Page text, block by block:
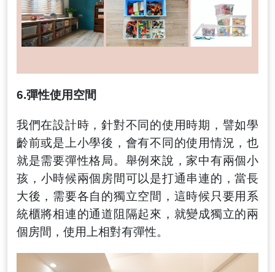
6.彈性使用空間
我們在設計時 ，針對不同的使用時期 ， 譬如學
齡前或是上小學後 ， 會有不同的使用情況 ，也
就是需要彈性格局。 舉例來說 ， 家中有兩個小
孩 ， 小時候兩個房間可以是打通串連的 ，當長
大後 ， 需要各自的獨立空間 ， 這時候只要用系
統櫃將相連的通道阻隔起來 ， 就變成獨立的兩
個房間 ，使用上相對有彈性。